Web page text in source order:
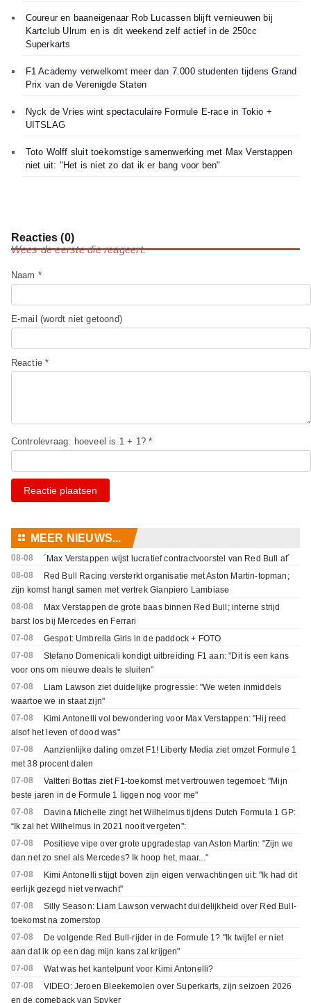
Coureur en baaneigenaar Rob Lucassen blijft vernieuwen bij
Kartclub Ulrum en is dit weekend zelf actief in de 250cc
Superkarts
F1 Academy verwelkomt meer dan 7.000 studenten tijdens Grand
Prix van de Verenigde Staten
Nyck de Vries wint spectaculaire Formule E-race in Tokio +
UITSLAG
Toto Wolff sluit toekomstige samenwerking met Max Verstappen
niet uit: "Het is niet zo dat ik er bang voor ben"
Reacties (0)
Wees de eerste die reageert.
Naam *
E-mail (wordt niet getoond)
Reactie *
Controlevraag: hoeveel is 1 + 1? *
Reactie plaatsen
⚏ MEER NIEUWS...
08-08
´Max Verstappen wijst lucratief contractvoorstel van Red Bull af´
08-08
Red Bull Racing versterkt organisatie met Aston Martin-topman;
zijn komst hangt samen met vertrek Gianpiero Lambiase
08-08
Max Verstappen de grote baas binnen Red Bull; interne strijd
barst los bij Mercedes en Ferrari
07-08
Gespot: Umbrella Girls in de paddock + FOTO
07-08
Stefano Domenicali kondigt uitbreiding F1 aan: "Dit is een kans
voor ons om nieuwe deals te sluiten"
07-08
Liam Lawson ziet duidelijke progressie: "We weten inmiddels
waartoe we in staat zijn"
07-08
Kimi Antonelli vol bewondering voor Max Verstappen: "Hij reed
alsof het leven of dood was"
07-08
Aanzienlijke daling omzet F1! Liberty Media ziet omzet Formule 1
met 38 procent dalen
07-08
Valtteri Bottas ziet F1-toekomst met vertrouwen tegemoet: "Mijn
beste jaren in de Formule 1 liggen nog voor me"
07-08
Davina Michelle zingt het Wilhelmus tijdens Dutch Formula 1 GP:
“Ik zal het Wilhelmus in 2021 nooit vergeten":
07-08
Positieve vipe over grote upgradestap van Aston Martin: "Zijn we
dan net zo snel als Mercedes? Ik hoop het, maar..."
07-08
Kimi Antonelli stijgt boven zijn eigen verwachtingen uit: "Ik had dit
eerlijk gezegd niet verwacht"
07-08
Silly Season: Liam Lawson verwacht duidelijkheid over Red Bull-
toekomst na zomerstop
07-08
De volgende Red Bull-rijder in de Formule 1? "Ik twijfel er niet
aan dat ik op een dag mijn kans zal krijgen"
07-08
Wat was het kantelpunt voor Kimi Antonelli?
07-08
VIDEO: Jeroen Bleekemolen over Superkarts, zijn seizoen 2026
en de comeback van Spyker